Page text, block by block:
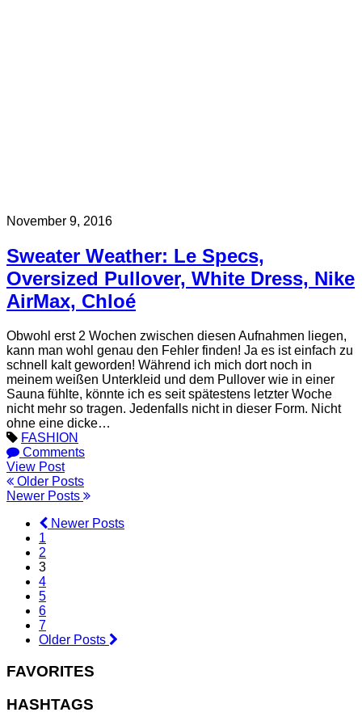
November 9, 2016
Sweater Weather: Le Specs,
Oversized Pullover, White Dress, Nike
AirMax, Chloé
Obwohl erst 2 Wochen zwischen diesen Aufnahmen liegen,
kann man wohl genau den Fehler finden! Ja es ist einfach zu
schnell kalt geworden! Während ich mich dort noch in
meinem weißen Unterkleid und dem Pullover wie in einer
Sauna fühlte, könnte ich es seit spätestens letzter Woche
nicht mehr so tragen. Jedenfalls nicht in dieser Form. Nicht
ohne eine dicke…
FASHION
Comments
View Post
Older Posts
Newer Posts
Newer Posts
1
2
3
4
5
6
7
Older Posts
FAVORITES
HASHTAGS